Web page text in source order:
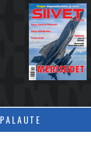
PALAUTE